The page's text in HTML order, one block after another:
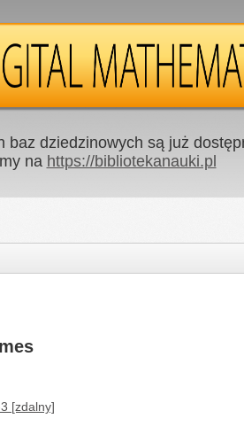
baz dziedzinowych są już
na https://bibliotekanauki.pl